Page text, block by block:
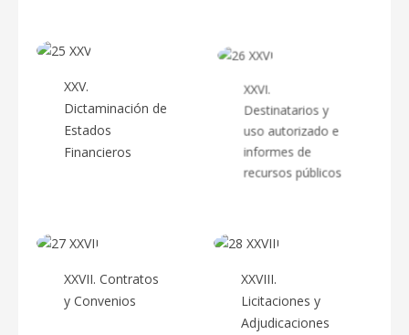
XXV.
Dictaminación de
Estados
Financieros
XXVI.
Destinatarios y
uso autorizado e
informes de
recursos públicos
XXVII. Contratos
y Convenios
XXVIII.
Licitaciones y
Adjudicaciones